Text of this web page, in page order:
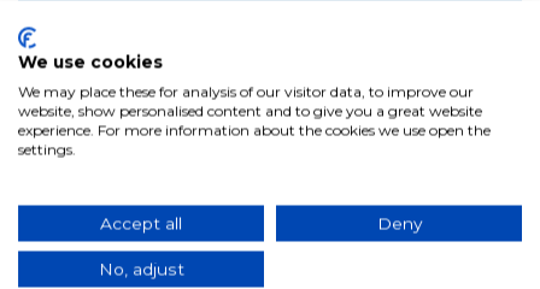
permettant un éclairage personnalisé.
Matériau Résistant : Fabriquée en acier peint de
couleur noire pour une durabilité accrue.
les grands espaces.
Polyvalence d'Utilisation : Parfait pour les salons, les
salles à manger et les espaces de travail.
Spécifications
We use cookies
We may place these for analysis of our visitor data, to improve our
website, show personalised content and to give you a great website
experience. For more information about the cookies we use open the
settings.
Accept all Deny
No, adjust